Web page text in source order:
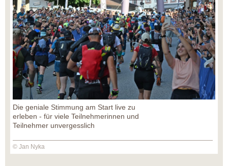
Die geniale Stimmung am Start live zu
erleben - für viele Teilnehmerinnen und
Teilnehmer unvergesslich
© Jan Nyka